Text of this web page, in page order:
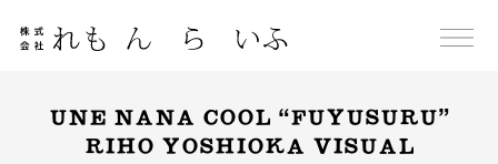
content
UNE NANA COOL “FUYUSURU”
RIHO YOSHIOKA VISUAL